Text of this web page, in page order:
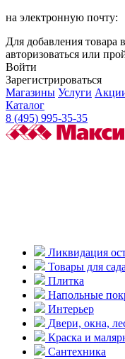
на электронную почту:
Для добавления товара
авторизоваться или
Войти
Зарегистрироваться
Магазины Услуги
Каталог
8 (495) 995-35-35
Ликвидация
Товары для
Плитка
Напольные
Интерьер
Двери, окна,
Краска и
Сантехника